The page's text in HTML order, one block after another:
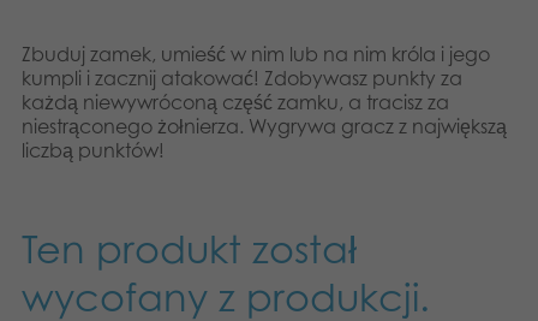
Zbuduj zamek, umieść w nim lub na nim króla i jego
kumpli i zacznij atakować! Zdobywasz punkty za
każdą niewywróconą część zamku, a tracisz za
niestrąconego żołnierza. Wygrywa gracz z największą
liczbą punktów!
Ten produkt został
wycofany z produkcji.